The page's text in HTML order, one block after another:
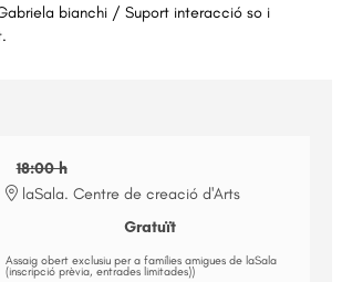
bianchi / Suport interacció so i
18:00 h
laSala. Centre de creació d'Arts
Gratuït
Assaig obert exclusiu per a famílies amigues de laSala
(inscripció prèvia, entrades limitades))